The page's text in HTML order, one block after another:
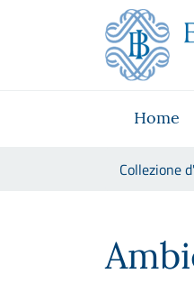
Skip to Main Content
Vai al sito istituzionale
Vai al menu di
Vai alla ricerca
Vai ai contenuti
Home
Collezione